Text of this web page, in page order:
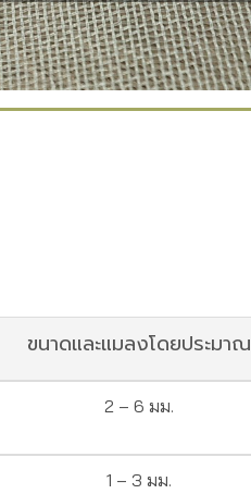
ขนาดและแมลงโดยประมาณ
2 – 6 มม.
1 – 3 มม.